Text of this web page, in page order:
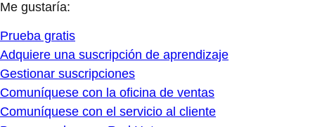
Me gustaría:
Prueba gratis
Adquiere una suscripción de aprendizaje
Gestionar suscripciones
Comuníquese con la oficina de ventas
Comuníquese con el servicio al cliente